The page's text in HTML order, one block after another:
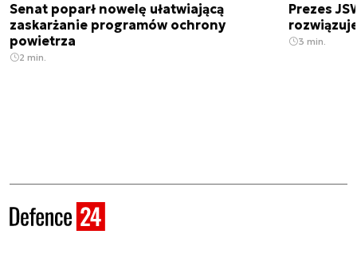
Senat poparł nowelę ułatwiającą
zaskarżanie programów ochrony
powietrza
2 min.
Prezes
3 min.